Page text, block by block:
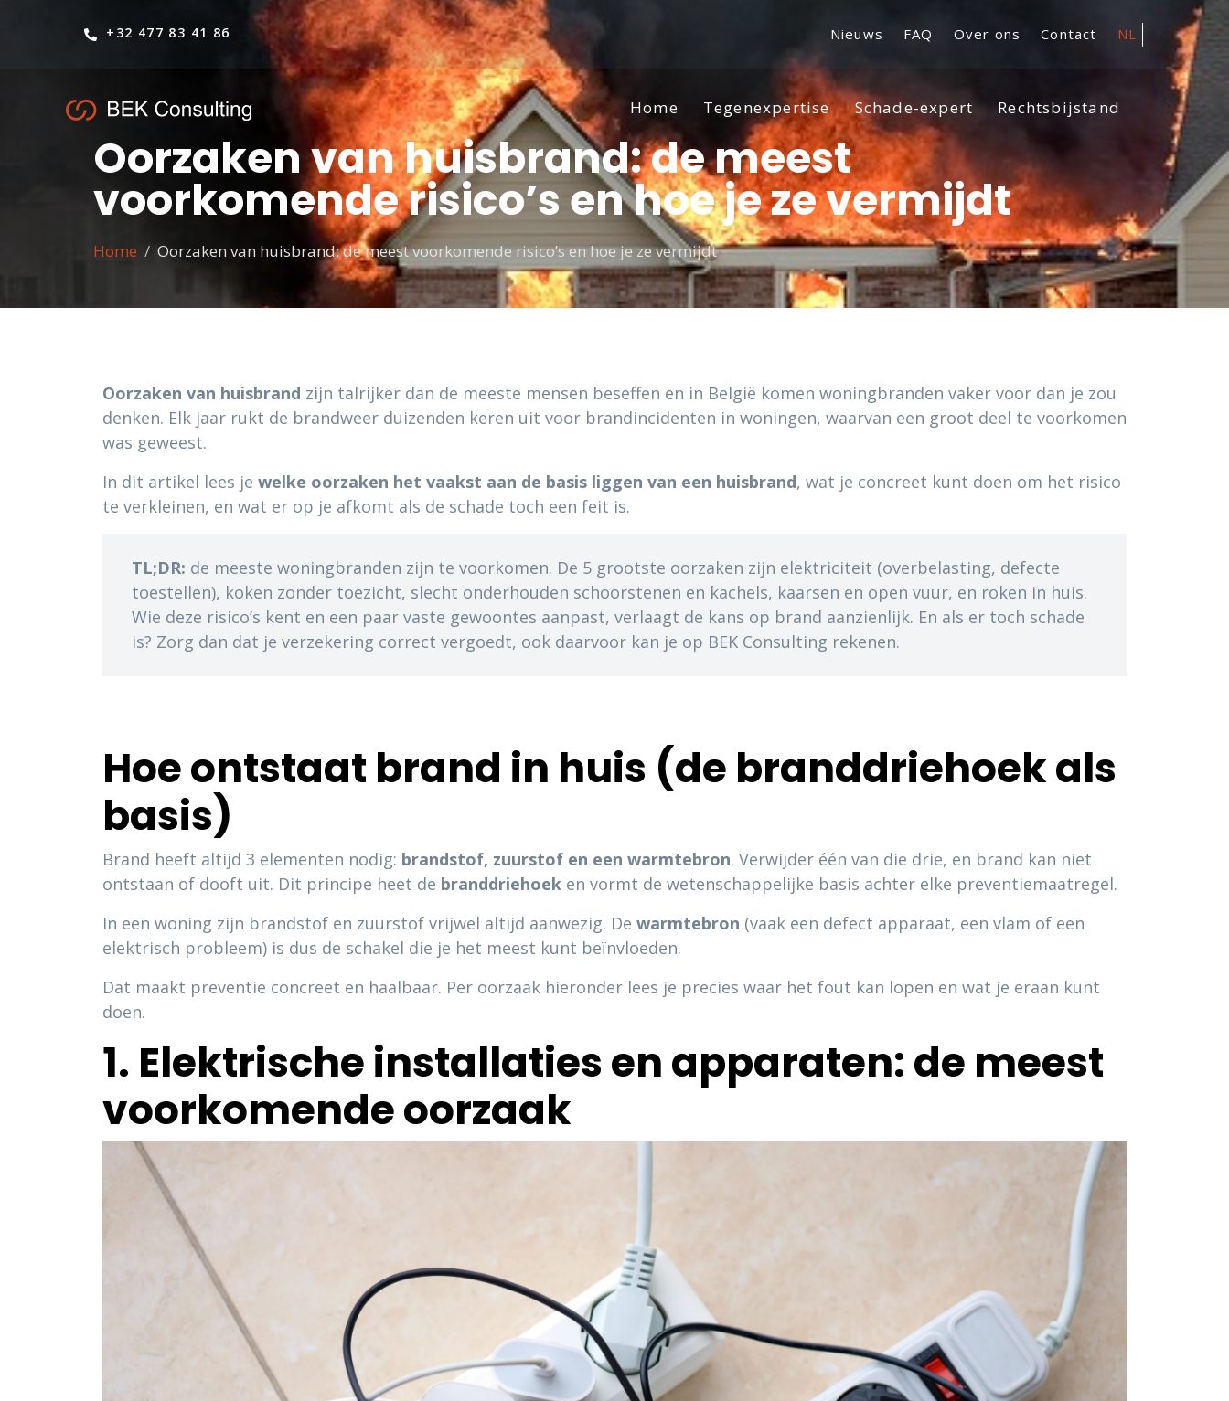
+32 477 83 41 86 Nieuws FAQ Over ons Contact NL
Home Tegenexpertise Schade-expert Rechtsbijstand
Oorzaken van huisbrand: de meest
voorkomende risico’s en hoe je ze vermijdt
Home Oorzaken van huisbrand: de meest voorkomende risico’s en hoe je ze vermijdt
Oorzaken van huisbrand zijn talrijker dan de meeste mensen beseffen en in België komen woningbranden vaker voor dan je zou
denken. Elk jaar rukt de brandweer duizenden keren uit voor brandincidenten in woningen, waarvan een groot deel te voorkomen
was geweest.
In dit artikel lees je welke oorzaken het vaakst aan de basis liggen van een huisbrand, wat je concreet kunt doen om het risico
te verkleinen, en wat er op je afkomt als de schade toch een feit is.
TL;DR: de meeste woningbranden zijn te voorkomen. De 5 grootste oorzaken zijn elektriciteit (overbelasting, defecte
toestellen), koken zonder toezicht, slecht onderhouden schoorstenen en kachels, kaarsen en open vuur, en roken in huis.
Wie deze risico’s kent en een paar vaste gewoontes aanpast, verlaagt de kans op brand aanzienlijk. En als er toch schade
is? Zorg dan dat je verzekering correct vergoedt, ook daarvoor kan je op BEK Consulting rekenen.
Hoe ontstaat brand in huis (de branddriehoek als
basis)
Brand heeft altijd 3 elementen nodig: brandstof, zuurstof en een warmtebron. Verwijder één van die drie, en brand kan niet
ontstaan of dooft uit. Dit principe heet de branddriehoek en vormt de wetenschappelijke basis achter elke preventiemaatregel.
In een woning zijn brandstof en zuurstof vrijwel altijd aanwezig. De warmtebron (vaak een defect apparaat, een vlam of een
elektrisch probleem) is dus de schakel die je het meest kunt beïnvloeden.
Dat maakt preventie concreet en haalbaar. Per oorzaak hieronder lees je precies waar het fout kan lopen en wat je eraan kunt
doen.
1. Elektrische installaties en apparaten: de meest
voorkomende oorzaak